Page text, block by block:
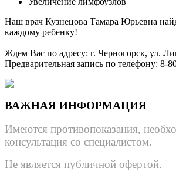
Наш врач Кузнецова Тамара Юрьевна
каждому ребенку!
Ждем Вас по адресу: г. Черногорск, ул.
Предварительная запись по телефону: 8-
ВАЖНАЯ ИНФОРМАЦИЯ
Имеются противопоказания,
консультация со специалистом.
Не является публичной офертой.